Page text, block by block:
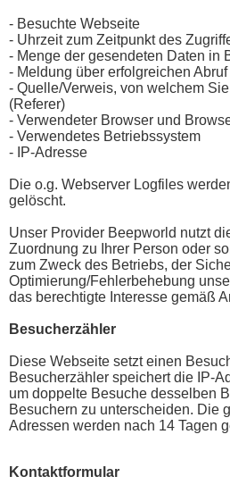
- Besuchte Webseite
- Uhrzeit zum Zeitpunkt des
- Menge der gesendeten Daten in
- Meldung über erfolgreichen
- Quelle/Verweis, von welchem
(Referer)
- Verwendeter Browser und
- Verwendetes Betriebssystem
- IP-Adresse
Die o.g. Webserver Logfiles
gelöscht.
Unser Provider Beepworld nutzt
Zuordnung zu Ihrer Person oder
zum Zweck des Betriebs, der
Optimierung/Fehlerbehebung
das berechtigte Interesse gemäß
Besucherzähler
Diese Webseite setzt einen
Besucherzähler speichert die IP-
um doppelte Besuche desselben
Besuchern zu unterscheiden. Die
Adressen werden nach 14 Tagen
Kontaktformular